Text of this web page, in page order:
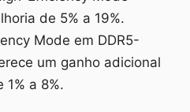
de 5% a 19%.
Mode em DDR5-
um ganho adicional
a 8%.